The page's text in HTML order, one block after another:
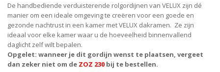
De handbediende verduisterende rolgordijnen van VELUX zijn dé
manier om een ideale omgeving te creëren voor een goede en
gezonde nachtrust in een kamer met VELUX dakramen. Ze zijn
ideaal voor elke kamer waar u de hoeveelheid binnenvallend
daglicht zelf wilt bepalen.
Opgelet: wanneer je dit gordijn wenst te plaatsen, vergeet
dan zeker niet om de ZOZ 230 bij te bestellen.